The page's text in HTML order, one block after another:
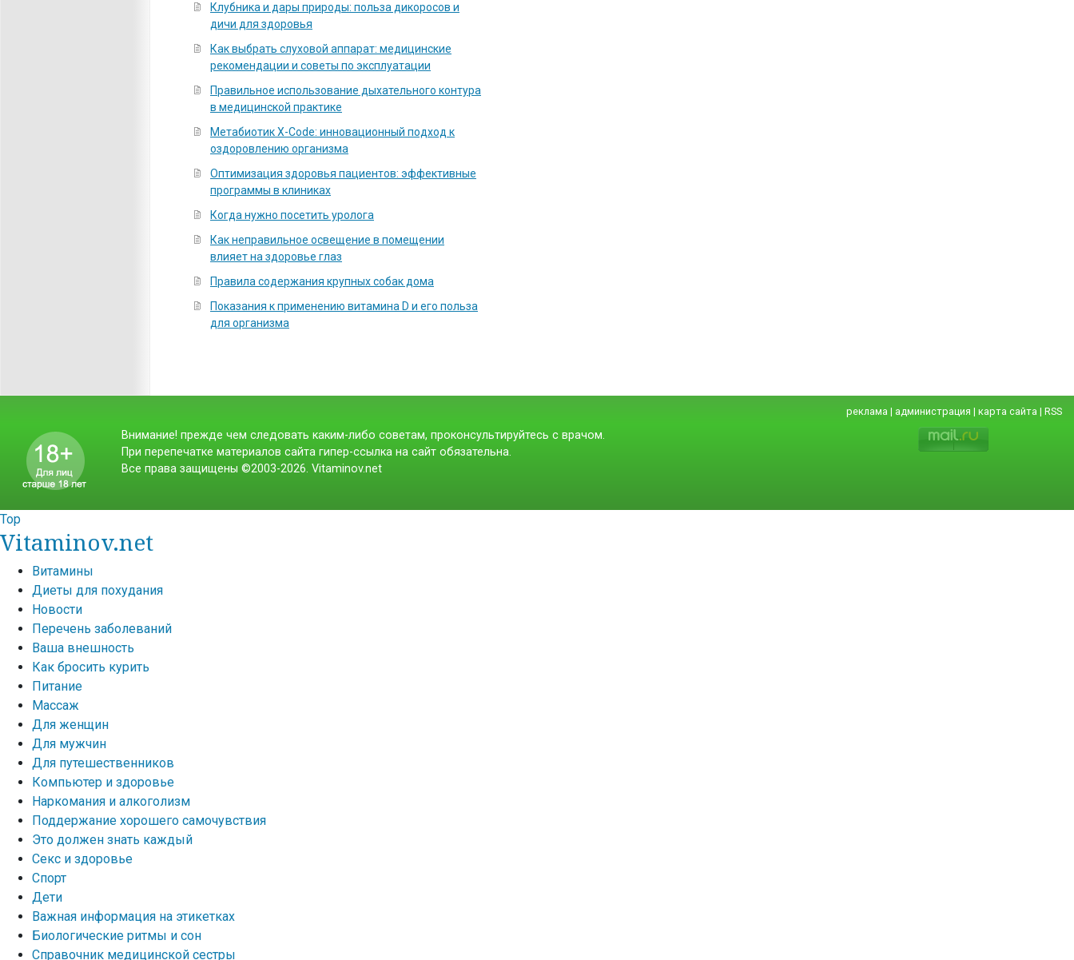
Клубника и дары природы: польза дикоросов и
дичи для здоровья
Как выбрать слуховой аппарат: медицинские
рекомендации и советы по эксплуатации
Правильное использование дыхательного контура
в медицинской практике
Метабиотик X-Code: инновационный подход к
оздоровлению организма
Оптимизация здоровья пациентов: эффективные
программы в клиниках
Когда нужно посетить уролога
Как неправильное освещение в помещении
влияет на здоровье глаз
Правила содержания крупных собак дома
Показания к применению витамина D и его польза
для организма
реклама | администрация | карта сайта | RSS
Внимание! прежде чем следовать каким-либо советам, проконсультируйтесь с врачом.
При перепечатке материалов сайта гипер-ссылка на сайт обязательна.
Все права защищены ©2003-2026. Vitaminov.net
Top
Vitaminov.net
Витамины
Диеты для похудания
Новости
Перечень заболеваний
Ваша внешность
Как бросить курить
Питание
Массаж
Для женщин
Для мужчин
Для путешественников
Компьютер и здоровье
Наркомания и алкоголизм
Поддержание хорошего самочувствия
Это должен знать каждый
Секс и здоровье
Спорт
Дети
Важная информация на этикетках
Биологические ритмы и сон
Справочник медицинской сестры